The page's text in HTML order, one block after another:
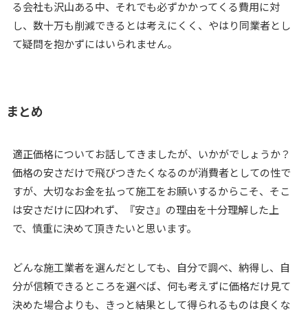
る会社も沢山ある中、それでも必ずかかってくる費用に対
し、数十万も削減できるとは考えにくく、やはり同業者とし
て疑問を抱かずにはいられません。
まとめ
適正価格についてお話してきましたが、いかがでしょうか？
価格の安さだけで飛びつきたくなるのが消費者としての性で
すが、大切なお金を払って施工をお願いするからこそ、そこ
は安さだけに囚われず、『安さ』の理由を十分理解した上
で、慎重に決めて頂きたいと思います。
どんな施工業者を選んだとしても、自分で調べ、納得し、自
分が信頼できるところを選べば、何も考えずに価格だけ見て
決めた場合よりも、きっと結果として得られるものは良くな